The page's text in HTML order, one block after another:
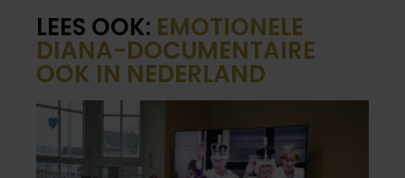
LEES OOK: EMOTIONELE
DIANA-DOCUMENTAIRE
OOK IN NEDERLAND